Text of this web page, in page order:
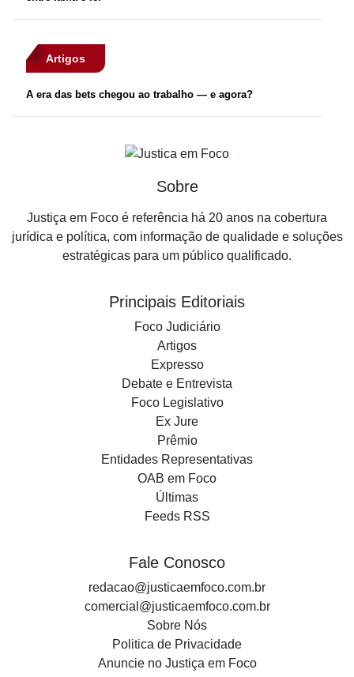
Artigos
A era das bets chegou ao trabalho — e agora?
Sobre
Justiça em Foco é referência há 20 anos na cobertura
jurídica e política, com informação de qualidade e soluções
estratégicas para um público qualificado.
Principais Editoriais
Foco Judiciário
Artigos
Expresso
Debate e Entrevista
Foco Legislativo
Ex Jure
Prêmio
Entidades Representativas
OAB em Foco
Últimas
Feeds RSS
Fale Conosco
redacao@justicaemfoco.com.br
comercial@justicaemfoco.com.br
Sobre Nós
Politica de Privacidade
Anuncie no Justiça em Foco